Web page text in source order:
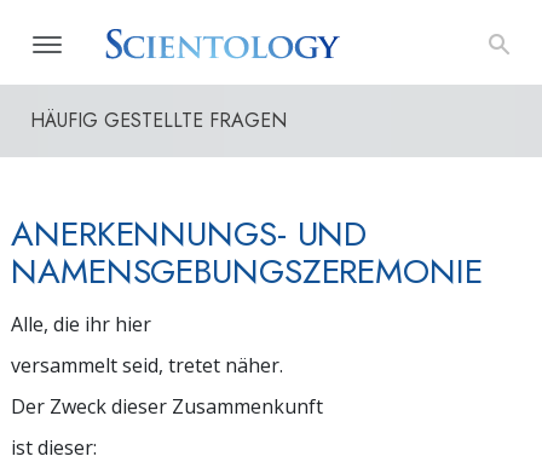
HÄUFIG GESTELLTE FRAGEN
ANERKENNUNGS- UND
NAMENSGEBUNGSZEREMONIE
Alle, die ihr hier
versammelt seid, tretet näher.
Der Zweck dieser Zusammenkunft
ist dieser: